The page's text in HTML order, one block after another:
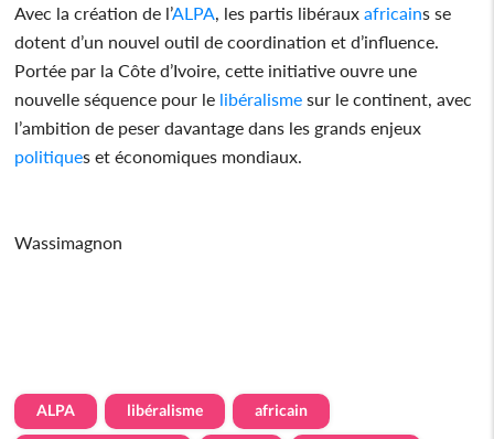
Avec la création de l’ALPA, les partis libéraux africains se
dotent d’un nouvel outil de coordination et d’influence.
Portée par la Côte d’Ivoire, cette initiative ouvre une
nouvelle séquence pour le libéralisme sur le continent, avec
l’ambition de peser davantage dans les grands enjeux
politiques et économiques mondiaux.
Wassimagnon
ALPA libéralisme africain